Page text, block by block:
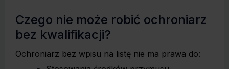
Czego nie może robić ochroniarz
bez kwalifikacji?
Ochroniarz bez wpisu na listę nie ma prawa do: